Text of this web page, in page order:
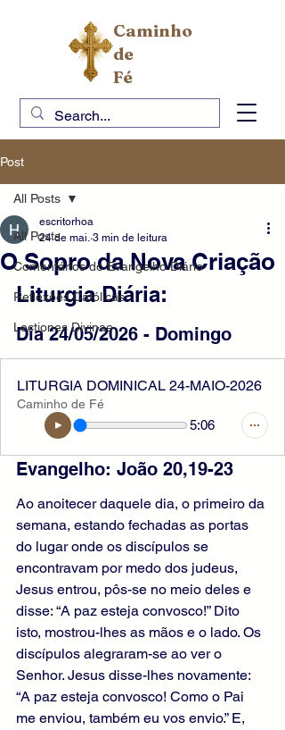
Caminho
de
Fé
Post
All Posts
Comentários do Evangelho Diário
Reflexões Católicas
Lectiones Divinae
All Posts
O Sopro da Nova Criação
escritorhoa
24 de mai. 3 min de leitura
Liturgia Diária:
Dia 24/05/2026 - Domingo
LITURGIA DOMINICAL 24-MAIO-2026
Caminho de Fé
5:06
Evangelho: João 20,19-23
Ao anoitecer daquele dia, o primeiro da
semana, estando fechadas as portas
do lugar onde os discípulos se
encontravam por medo dos judeus,
Jesus entrou, pôs-se no meio deles e
disse: “A paz esteja convosco!” Dito
isto, mostrou-lhes as mãos e o lado. Os
discípulos alegraram-se ao ver o
Senhor. Jesus disse-lhes novamente:
“A paz esteja convosco! Como o Pai
me enviou, também eu vos envio.” E,